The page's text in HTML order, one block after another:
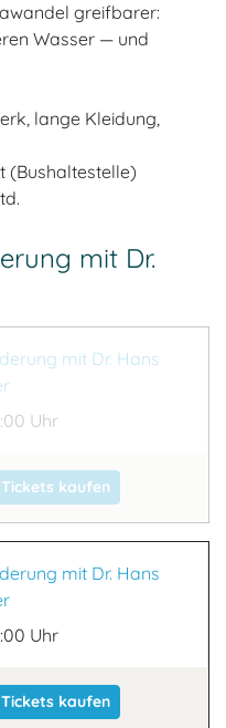
greifbarer:
Wasser — und
lange Kleidung,
(Bushaltestelle)
mit Dr.
mit Dr. Hans
Uhr
Tickets kaufen
mit Dr. Hans
Uhr
Tickets kaufen